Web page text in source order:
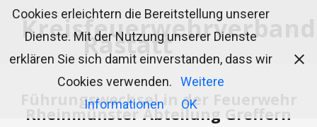
Führungswechsel in der Feuerwehr
Rheinmünster Abteilung Greffern
Cookies erleichtern die Bereitstellung unserer
Dienste. Mit der Nutzung unserer Dienste
erklären Sie sich damit einverstanden, dass wir
Cookies verwenden.
Weitere
Informationen
OK